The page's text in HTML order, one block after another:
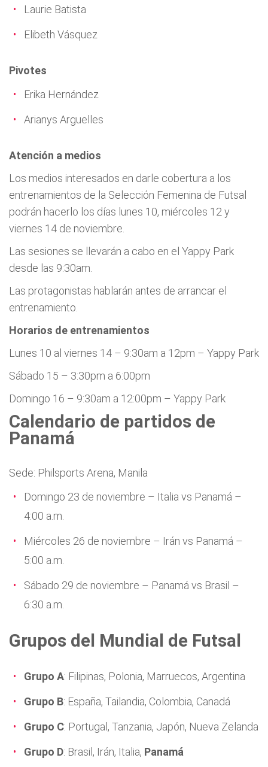
Laurie Batista
Elibeth Vásquez
Pivotes
Erika Hernández
Arianys Arguelles
Atención a medios
Los medios interesados en darle cobertura a los
entrenamientos de la Selección Femenina de Futsal
podrán hacerlo los días lunes 10, miércoles 12 y
viernes 14 de noviembre.
Las sesiones se llevarán a cabo en el Yappy Park
desde las 9:30am.
Las protagonistas hablarán antes de arrancar el
entrenamiento.
Horarios de entrenamientos
Lunes 10 al viernes 14 – 9:30am a 12pm – Yappy Park
Sábado 15 – 3:30pm a 6:00pm
Domingo 16 – 9:30am a 12:00pm – Yappy Park
Calendario de partidos de
Panamá
Sede: Philsports Arena, Manila
Domingo 23 de noviembre – Italia vs Panamá –
4:00 a.m.
Miércoles 26 de noviembre – Irán vs Panamá –
5:00 a.m.
Sábado 29 de noviembre – Panamá vs Brasil –
6:30 a.m.
Grupos del Mundial de Futsal
Grupo A: Filipinas, Polonia, Marruecos, Argentina
Grupo B: España, Tailandia, Colombia, Canadá
Grupo C: Portugal, Tanzania, Japón, Nueva Zelanda
Grupo D: Brasil, Irán, Italia, Panamá